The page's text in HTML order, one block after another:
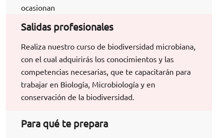
ocasionan
Salidas profesionales
Realiza nuestro curso de biodiversidad microbiana,
con el cual adquirirás los conocimientos y las
competencias necesarias, que te capacitarán para
trabajar en Biología, Microbiología y en
conservación de la biodiversidad.
Para qué te prepara